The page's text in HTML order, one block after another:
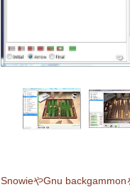
SnowieやGnu backgammon